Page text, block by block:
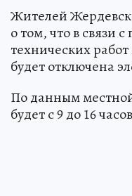
Жителей
о том, что в связи
технических
будет отключена
По данным
будет с 9 до 16